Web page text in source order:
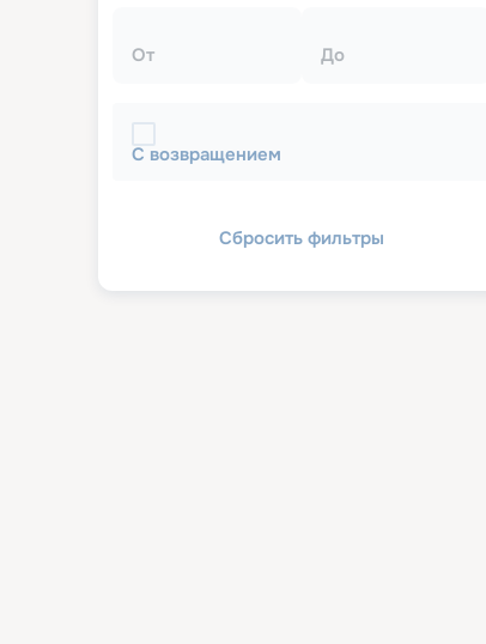
От До
С возвращением
Сбросить фильтры